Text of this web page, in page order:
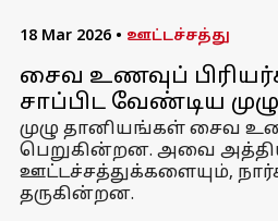
18 Mar 2026 • ஊட்டச்சத்து
சைவ உணவுப்
சாப்பிட வேண்டிய
முழு தானியங்கள் சைவ
பெறுகின்றன. அவை
ஊட்டச்சத்துக்களையும்,
தருகின்றன.